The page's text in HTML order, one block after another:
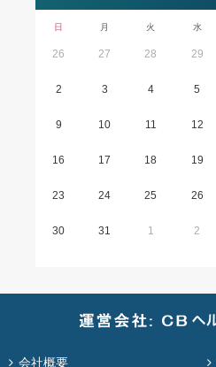
日 月 火 水
26 27 28 29
2 3 4 5
9 10 11 12
16 17 18 19
23 24 25 26
30 31 1 2
会社概要